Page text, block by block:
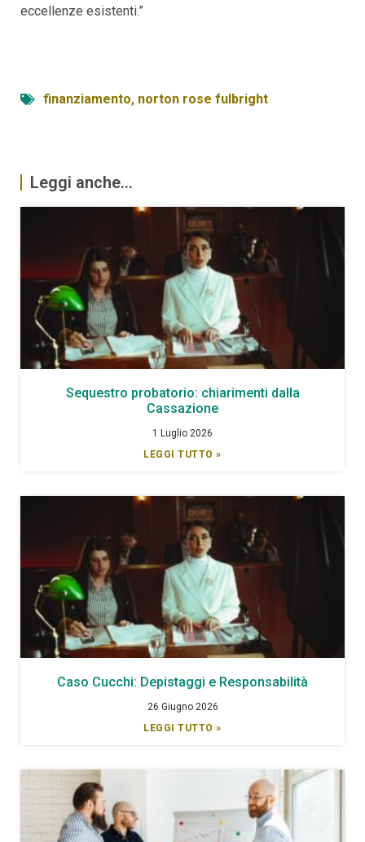
eccellenze esistenti.”
finanziamento, norton rose fulbright
Leggi anche...
Sequestro probatorio: chiarimenti dalla
Cassazione
1 Luglio 2026
LEGGI TUTTO »
Caso Cucchi: Depistaggi e Responsabilità
26 Giugno 2026
LEGGI TUTTO »